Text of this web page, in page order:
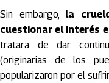
Sin embargo, la
cuestionar el interés
tratara de dar
(originarias de los
popularizaron por el